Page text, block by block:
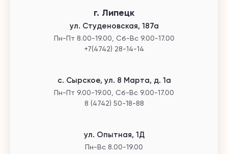
г. Липецк
ул. Студеновская, 187а
Пн-Пт 8.00-19.00, Сб-Вс 9.00-17.00
+7(4742) 28-14-14
с. Сырское, ул. 8 Марта, д. 1а
Пн-Пт 9.00-19.00, Сб-Вс 9.00-17.00
8 (4742) 50-18-88
ул. Опытная, 1Д
Пн-Вс 8.00-19.00